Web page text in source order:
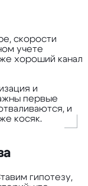
скорости
учете
хороший канал
и
первые
и
косяк.
гипотезу,